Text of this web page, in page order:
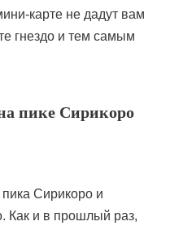
карте не дадут вам
гнездо и тем самым
пике Сирикоро
Сирикоро и
Как и в прошлый раз,